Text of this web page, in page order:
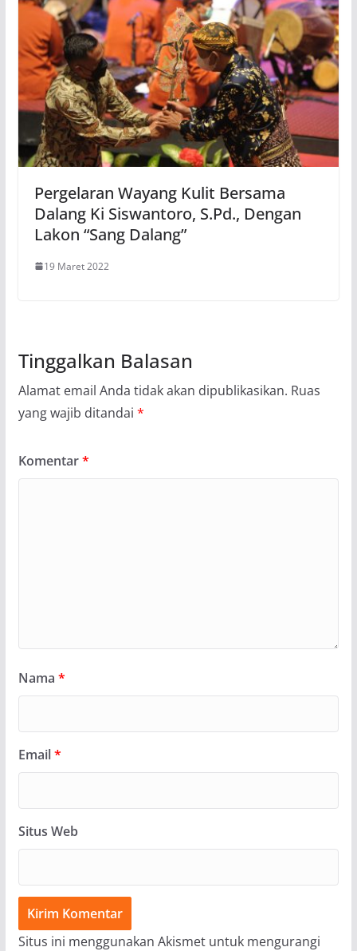
Pergelaran Wayang Kulit Bersama
Dalang Ki Siswantoro, S.Pd., Dengan
Lakon “Sang Dalang”
19 Maret 2022
Tinggalkan Balasan
Alamat email Anda tidak akan dipublikasikan. Ruas
yang wajib ditandai *
Komentar*
Nama *
Email*
Situs Web
Situs ini menggunakan Akismet untuk mengurangi